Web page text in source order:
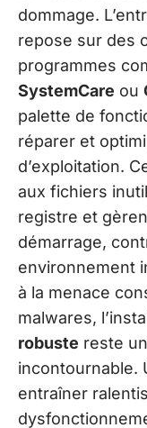
dommage.
repose sur des
programmes
SystemCare ou
palette de
réparer et
d’exploitation.
aux fichiers
registre et
démarrage,
environnement
à la menace
malwares,
robuste reste
incontournable.
entraîner